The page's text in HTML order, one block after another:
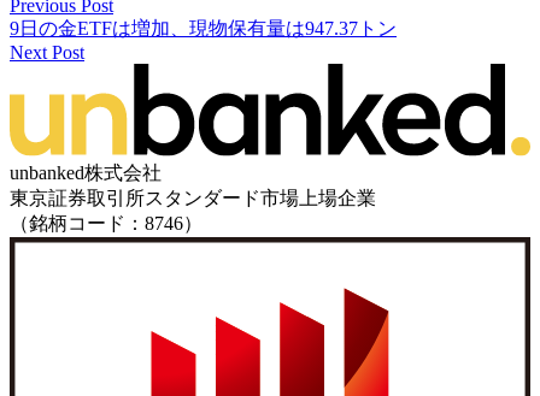
Previous Post
9日の金ETFは増加、現物保有量は947.37トン
Next Post
unbanked株式会社
東京証券取引所スタンダード市場上場企業
（銘柄コード：8746）